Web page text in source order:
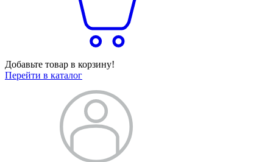
Добавьте товар в корзину!
Перейти в каталог